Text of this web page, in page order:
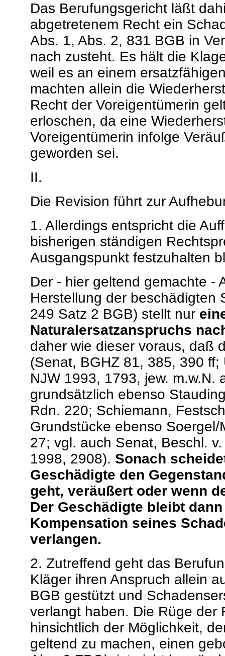
Das Berufungsgericht läßt
abgetretenem Recht ein
Abs. 1, Abs. 2, 831 BGB in
nach zusteht. Es hält die
weil es an einem
machten allein die
Recht der Voreigentümerin
erloschen, da eine
Voreigentümerin infolge
geworden sei.
II.
Die Revision führt zur
1. Allerdings entspricht die
bisherigen ständigen
Ausgangspunkt festzuhalten
Der - hier geltend gemachte -
Herstellung der beschädigten
249 Satz 2 BGB) stellt nur
Naturalersatzanspruchs
daher wie dieser voraus, daß
(Senat, BGHZ 81, 385, 390
NJW 1993, 1793, jew. m.w.N.
grundsätzlich ebenso
Rdn. 220; Schiemann,
Grundstücke ebenso
27; vgl. auch Senat, Beschl.
1998, 2908). Sonach
Geschädigte den
geht, veräußert oder wenn
Der Geschädigte bleibt
Kompensation seines
verlangen.
2. Zutreffend geht das
Kläger ihren Anspruch allein
BGB gestützt und
verlangt haben. Die Rüge der
hinsichtlich der Möglichkeit,
geltend zu machen, einen